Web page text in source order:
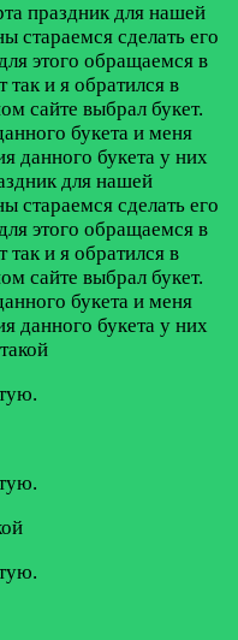
праздник для нашей
сделать его
этого обращаемся в
и я обратился в
сайте выбрал букет.
букета и меня
данного букета у них
для нашей
сделать его
этого обращаемся в
и я обратился в
сайте выбрал букет.
букета и меня
данного букета у них